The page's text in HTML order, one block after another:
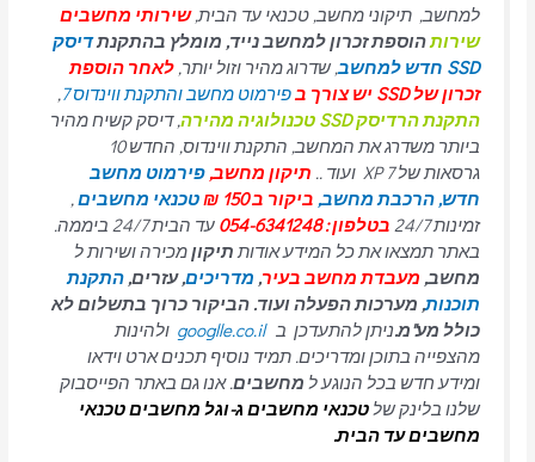
למחשב, תיקוני מחשב, טכנאי עד הבית,שירותי מחשבים
שירותהוספת זכרון למחשב נייד, מומלץ בהתקנתדיסק
SSD חדש למחשב
, שדרוג מהיר וזול יותר, לאחר הוספת
זכרון של SSD יש צורך ב
פירמוט מחשב והתקנת ווינדוס 7 ,
התקנת הרדיסק SSD טכנולוגיה מהירה
, דיסק קשיח מהיר
ביותר משדרג את המחשב, התקנת ווינדוס, החדש 10
גרסאות של 7 XP ועוד ..
תיקון מחשב,פירמוט מחשב
חדש, הרכבת מחשב, ביקור ב 150 ₪ טכנאי מחשבים,
זמינות 24/7
בטלפון : 054-6341248
עד הבית 24/7 ביממה.
באתר תמצאו את כל המידע אודותתיקוןמכירה ושירות ל
מחשב, מעבדת מחשב בעיר, מדריכים, עזרים,התקנת
תוכנות, מערכות הפעלה ועוד. הביקור כרוך בתשלום לא
כולל מע"מ.ניתן להתעדכן בgooglle.co.il ולהינות
מהצפייה בתוכן ומדריכים. תמיד נוסיף תכנים ארט וידאו
ומידע חדש בכל הנוגע ל מחשבים. אנו גם באתר הפייסבוק
שלנו בלינק שלטכנאי מחשבים ג-וגל מחשבים טכנאי
מחשבים עד הבית.